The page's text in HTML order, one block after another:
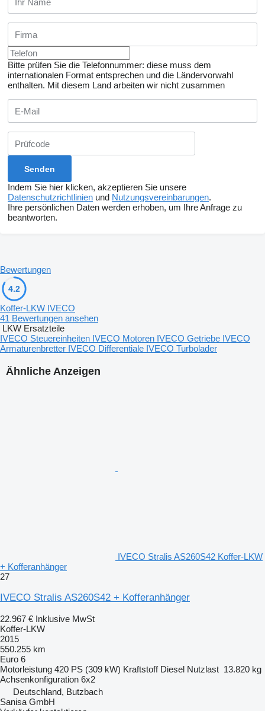
Bitte prüfen Sie die Telefonnummer: diese muss dem
internationalen Format entsprechen und die Ländervorwahl
enthalten. Mit diesem Land arbeiten wir nicht zusammen
Indem Sie hier klicken, akzeptieren Sie unsere
Datenschutzrichtlinien und Nutzungsvereinbarungen.
Ihre persönlichen Daten werden erhoben, um Ihre Anfrage zu
beantworten.
Ähnliche Anzeigen
IVECO Stralis AS260S42 Koffer-LKW
+ Kofferanhänger
27
IVECO Stralis AS260S42 + Kofferanhänger
22.967 € Inklusive MwSt
Koffer-LKW
2015
550.255 km
Euro 6
Motorleistung 420 PS (309 kW) Kraftstoff Diesel Nutzlast 13.820 kg
Achsenkonfiguration 6x2
Deutschland, Butzbach
Sanisa GmbH
Bewertungen
4.2
Koffer-LKW IVECO
41 Bewertungen ansehen
LKW Ersatzteile
IVECO Steuereinheiten IVECO Motoren IVECO Getriebe IVECO
Armaturenbretter IVECO Differentiale IVECO Turbolader